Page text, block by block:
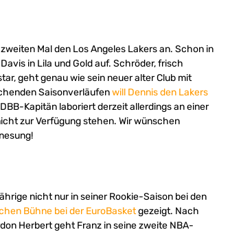
Mal den Los Angeles Lakers an. Schon in
in Lila und Gold auf. Schröder, frisch
geht genau wie sein neuer alter Club mit
Saisonverläufenwill Dennis den Lakers
Kapitän laboriert derzeit allerdings an einer
zur Verfügung stehen. Wir wünschen
nicht nur in seiner Rookie-Saison bei den
Bühne bei der EuroBasketgezeigt. Nach
Herbert geht Franz in seine zweite NBA-